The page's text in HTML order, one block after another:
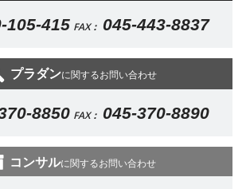
105-415 FAX： 045-443-8837
プラダンに関するお問い合わせ
8850 FAX： 045-370-8890
コンサルに関するお問い合わせ